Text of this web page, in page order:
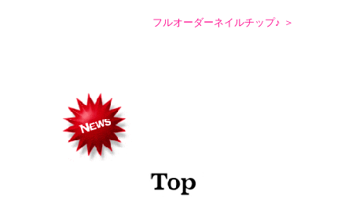
フルオーダーネイルチップ♪ ＞